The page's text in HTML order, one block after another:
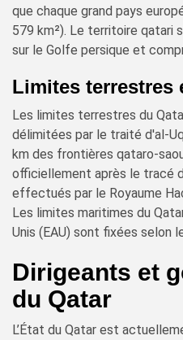
que chaque grand pays
579 km²). Le territoire qatari
sur le Golfe persique et
Limites terrestres
Les limites terrestres du
délimitées par le traité d'al-
km des frontières qataro-
officiellement après le tracé
effectués par le Royaume
Les limites maritimes du
Unis (EAU) sont fixées selon
Dirigeants et
du Qatar
L’État du Qatar est